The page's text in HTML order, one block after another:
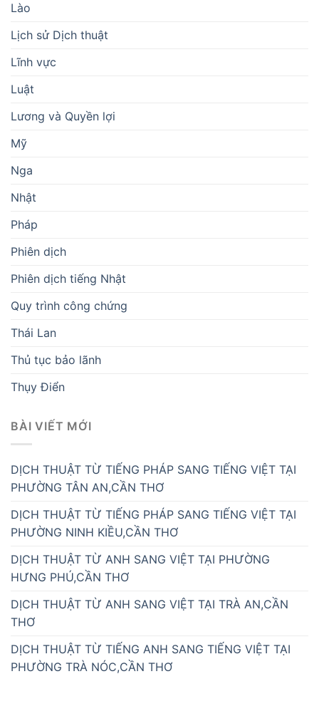
Lào
Lịch sử Dịch thuật
Lĩnh vực
Luật
Lương và Quyền lợi
Mỹ
Nga
Nhật
Pháp
Phiên dịch
Phiên dịch tiếng Nhật
Quy trình công chứng
Thái Lan
Thủ tục bảo lãnh
Thụy Điển
BÀI VIẾT MỚI
DỊCH THUẬT TỪ TIẾNG PHÁP SANG TIẾNG VIỆT TẠI
PHƯỜNG TÂN AN,CẦN THƠ
DỊCH THUẬT TỪ TIẾNG PHÁP SANG TIẾNG VIỆT TẠI
PHƯỜNG NINH KIỀU,CẦN THƠ
DỊCH THUẬT TỪ ANH SANG VIỆT TẠI PHƯỜNG
HƯNG PHÚ,CẦN THƠ
DỊCH THUẬT TỪ ANH SANG VIỆT TẠI TRÀ AN,CẦN
THƠ
DỊCH THUẬT TỪ TIẾNG ANH SANG TIẾNG VIỆT TẠI
PHƯỜNG TRÀ NÓC,CẦN THƠ